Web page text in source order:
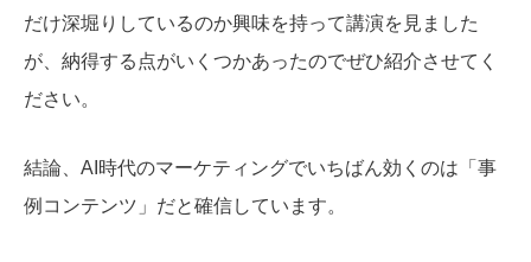
だけ深堀りしているのか興味を持って講演を見ました
が、納得する点がいくつかあったのでぜひ紹介させてく
ださい。
結論、AI時代のマーケティングでいちばん効くのは「事
例コンテンツ」だと確信しています。